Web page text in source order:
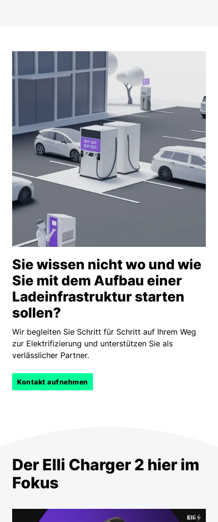
Sie wissen nicht wo und wie
Sie mit dem Aufbau einer
Ladeinfrastruktur starten
sollen?
Wir begleiten Sie Schritt für Schritt auf Ihrem Weg
zur Elektrifizierung und unterstützen Sie als
verlässlicher Partner.
Kontakt aufnehmen
Der Elli Charger 2 hier im
Fokus